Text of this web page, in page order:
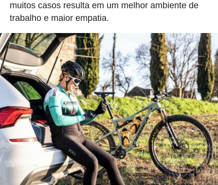
muitos casos resulta em um melhor ambiente de
trabalho e maior empatia.